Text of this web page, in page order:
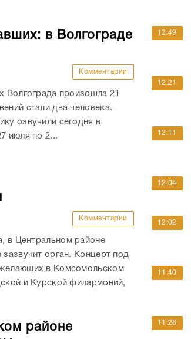
стали два человека.
озвучили сегодня в
июля по 2...
в Комсомольском
и Курской филармоний,
районе
Комментарии
перенесли из-за 40-
принято для обеспечения